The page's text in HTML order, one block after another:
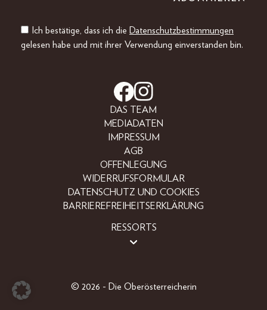
Ich bestätige, dass ich die Datenschutzbestimmungen
gelesen habe und mit ihrer Verwendung einverstanden bin.
DAS TEAM
MEDIADATEN
IMPRESSUM
AGB
OFFENLEGUNG
WIDERRUFSFORMULAR
DATENSCHUTZ UND COOKIES
BARRIEREFREIHEITSERKLÄRUNG
RESSORTS
© 2026 - Die Oberösterreicherin